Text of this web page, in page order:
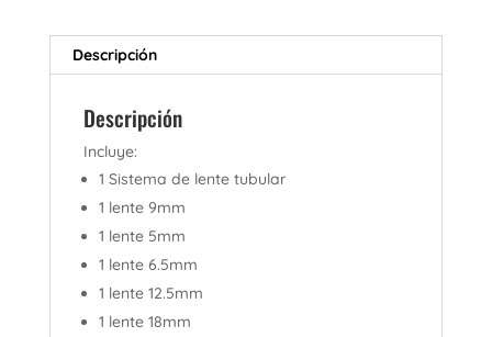
Descripción
Descripción
Incluye:
1 Sistema de lente tubular
1 lente 9mm
1 lente 5mm
1 lente 6.5mm
1 lente 12.5mm
1 lente 18mm